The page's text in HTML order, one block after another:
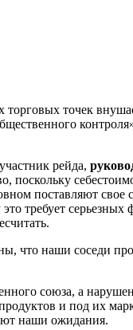
торговых точек
рейда,
поскольку
поставляют свое
требует
что наши соседи
союза, а
и под их
наши ожидания.